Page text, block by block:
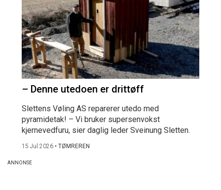
– Denne utedoen er drittøff
Slettens Vøling AS reparerer utedo med
pyramidetak! – Vi bruker supersenvokst
kjernevedfuru, sier daglig leder Sveinung Sletten.
15 Jul 2026 • TØMREREN